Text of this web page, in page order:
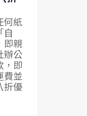
何紙
自
即親
辦公
，即
費並
折優